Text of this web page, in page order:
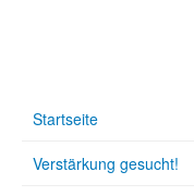
Startseite
Verstärkung gesucht!